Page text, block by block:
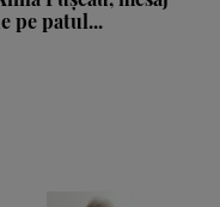
pe patul...